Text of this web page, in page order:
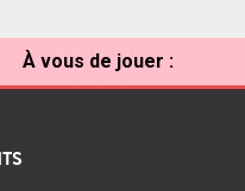
À vous de jouer :